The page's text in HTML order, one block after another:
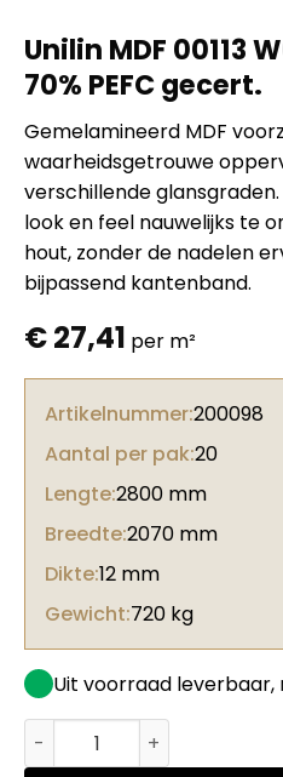
Unilin MDF 00113
70% PEFC gecert.
Gemelamineerd MDF
waarheidsgetrouwe
verschillende
look en feel nauwelijks te
hout, zonder de nadelen
bijpassend kantenband.
€27,41 per m²
Artikelnummer:200098
Aantal per pak:20
Lengte:2800 mm
Breedte:2070 mm
Dikte:12 mm
Gewicht:720 kg
Uit voorraad
Unilin MDF 00113 W03